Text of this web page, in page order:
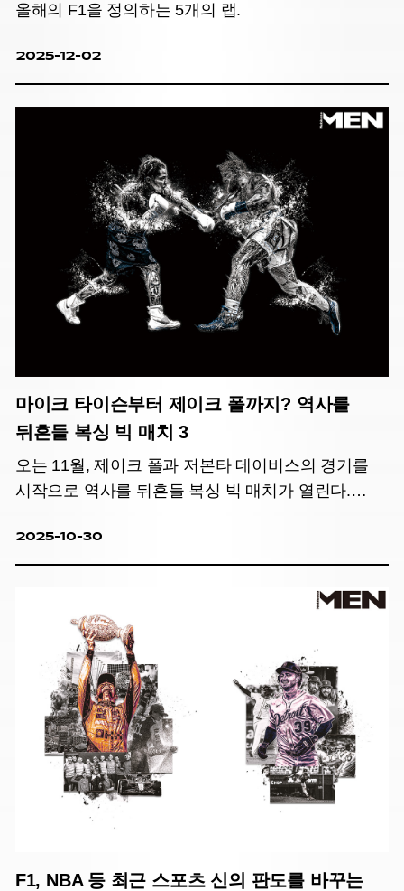
올해의 F1을 정의하는 5개의 랩.
2025-12-02
마이크 타이슨부터 제이크 폴까지? 역사를
뒤흔들 복싱 빅 매치 3
오는 11월, 제이크 폴과 저본타 데이비스의 경기를
시작으로 역사를 뒤흔들 복싱 빅 매치가 열린다.
2025-10-30
F1, NBA 등 최근 스포츠 신의 판도를 바꾸는